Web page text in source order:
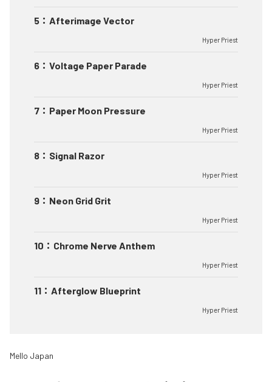
5 ： Afterimage Vector
Hyper Priest
6 ： Voltage Paper Parade
Hyper Priest
7 ： Paper Moon Pressure
Hyper Priest
8 ： Signal Razor
Hyper Priest
9 ： Neon Grid Grit
Hyper Priest
10 ： Chrome Nerve Anthem
Hyper Priest
11 ： Afterglow Blueprint
Hyper Priest
Mello Japan